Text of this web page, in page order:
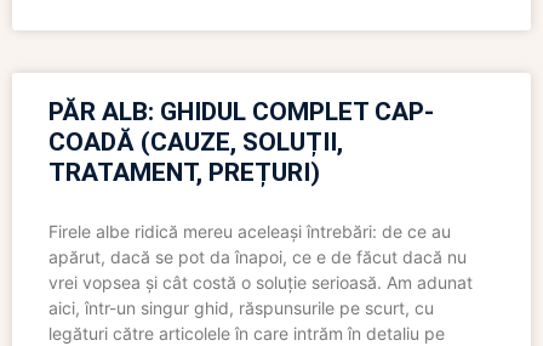
PĂR ALB: GHIDUL COMPLET CAP-
COADĂ (CAUZE, SOLUȚII,
TRATAMENT, PREȚURI)
Firele albe ridică mereu aceleași întrebări: de ce au
apărut, dacă se pot da înapoi, ce e de făcut dacă nu
vrei vopsea și cât costă o soluție serioasă. Am adunat
aici, într-un singur ghid, răspunsurile pe scurt, cu
legături către articolele în care intrăm în detaliu pe